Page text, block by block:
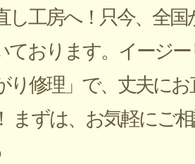
し工房へ！只今、全国
ております。イージー
り修理」で、丈夫にお
まずは、お気軽にご